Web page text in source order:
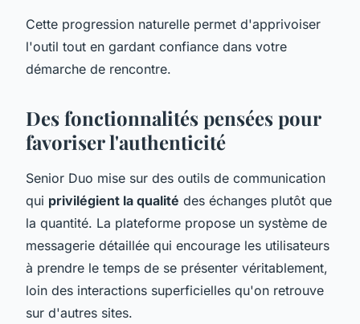
Cette progression naturelle permet d'apprivoiser
l'outil tout en gardant confiance dans votre
démarche de rencontre.
Des fonctionnalités pensées pour
favoriser l'authenticité
Senior Duo mise sur des outils de communication
qui privilégient la qualité des échanges plutôt que
la quantité. La plateforme propose un système de
messagerie détaillée qui encourage les utilisateurs
à prendre le temps de se présenter véritablement,
loin des interactions superficielles qu'on retrouve
sur d'autres sites.